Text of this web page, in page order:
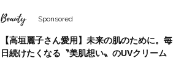
Beauty Sponsored
【高垣麗子さん愛用】未来の肌のために。毎
日続けたくなる〝美肌想い〟のUVクリーム